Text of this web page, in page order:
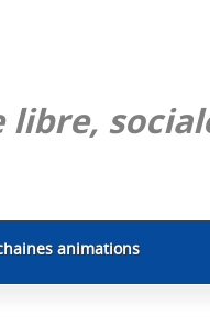
animations